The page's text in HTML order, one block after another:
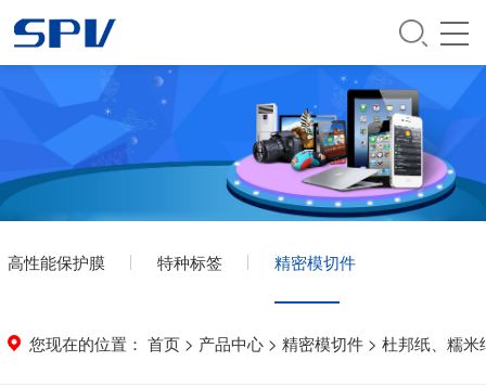
高性能保护膜 特种标签 精密模切件
您现在的位置： 首页 > 产品中心 > 精密模切件 > 杜邦纸、糯米